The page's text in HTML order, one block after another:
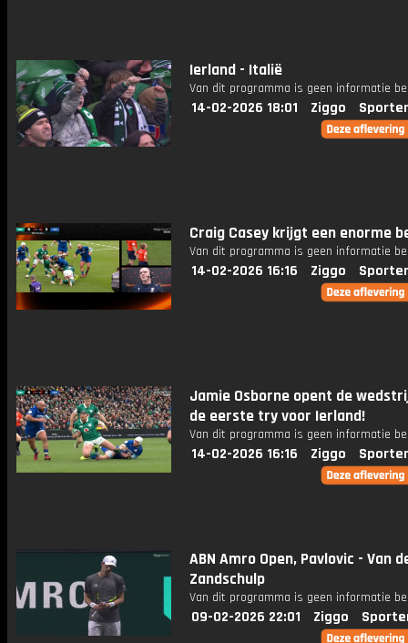
Ierland - Italië
Van dit programma is geen informatie
14-02-2026 18:01 Ziggo
Craig Casey krijgt een enorme
Van dit programma is geen informatie
14-02-2026 16:16 Ziggo
Jamie Osborne opent de
de eerste try voor Ierland!
Van dit programma is geen informatie
14-02-2026 16:16 Ziggo
ABN Amro Open, Pavlovic - Van
Zandschulp
Van dit programma is geen informatie
09-02-2026 22:01 Ziggo